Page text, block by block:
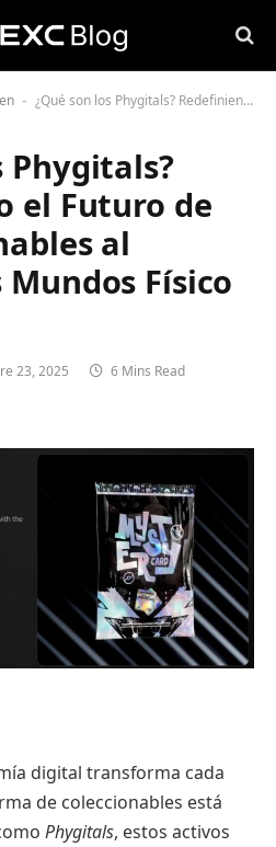
- ¿Qué son los Phygitals? Redefiniendo el Futuro de los Coleccionables al Conectar los Mundos Físico y Digital
Phygitals?
el Futuro de
al
Físico
23, 2025 6 Mins Read
digital transforma cada
de coleccionables está
Phygitals, estos activos